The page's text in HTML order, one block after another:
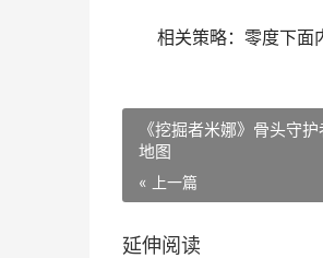
相关策略：零度下面
《挖掘者米娜》骨头守
地图
« 上一篇
延伸阅读